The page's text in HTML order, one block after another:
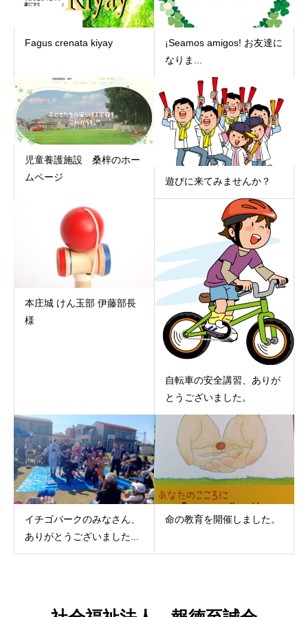
Fagus crenata kiyay
¡Seamos amigos! お友達に
なりま...
児童養護施設 桑梓のホー
ムページ
遊びに来てみませんか？
本庄城 けん玉部 伊藤部長
様
自転車の安全講習、ありが
とうございました。
イチゴパークのみなさん、
ありがとうございました...
命の教育を開催しました。